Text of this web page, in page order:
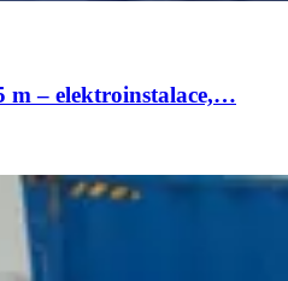
m – elektroinstalace,…